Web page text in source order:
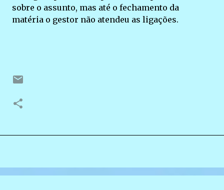
sobre o assunto, mas até o fechamento da
matéria o gestor não atendeu as ligações.